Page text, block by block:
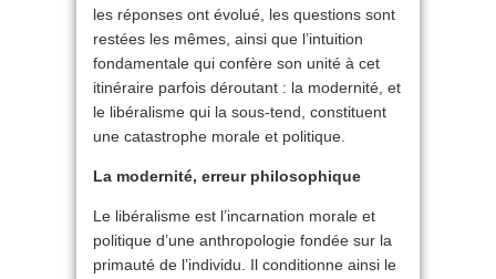
les réponses ont évolué, les questions sont
restées les mêmes, ainsi que l’intuition
fondamentale qui confère son unité à cet
itinéraire parfois déroutant : la modernité, et
le libéralisme qui la sous-tend, constituent
une catastrophe morale et politique.
La modernité, erreur philosophique
Le libéralisme est l’incarnation morale et
politique d’une anthropologie fondée sur la
primauté de l’individu. Il conditionne ainsi le